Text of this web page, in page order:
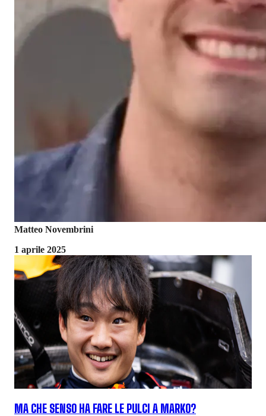
Matteo Novembrini
1 aprile 2025
MA CHE SENSO HA FARE LE PULCI A MARKO?